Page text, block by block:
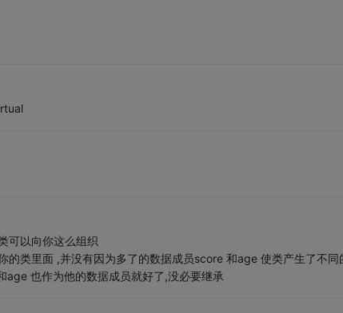
可以向你这么组织
的类里面 ,并没有因为多了的数据成员score 和age 使类产生了不同
age 也作为他的数据成员就好了,没必要继承